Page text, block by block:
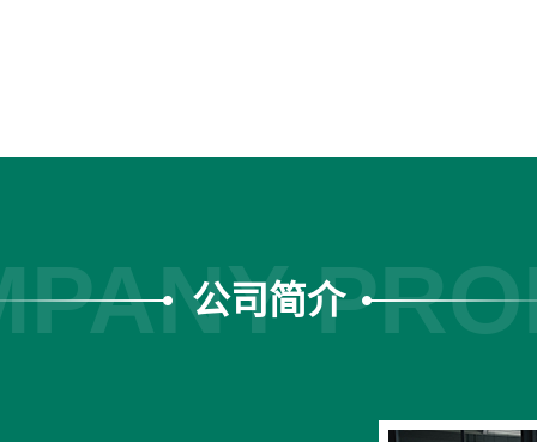
公司简介